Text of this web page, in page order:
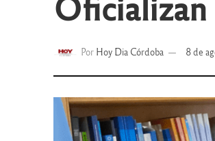
Por Hoy Dia Córdoba 8 de